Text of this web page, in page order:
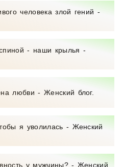
человека злой гений -
- наши крылья -
любви - Женский блог.
я уволилась - Женский
у мужчины? - Женский